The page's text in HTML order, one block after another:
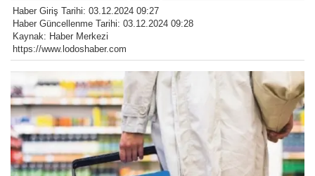
Haber Giriş Tarihi: 03.12.2024 09:27
Haber Güncellenme Tarihi: 03.12.2024 09:28
Kaynak: Haber Merkezi
https://www.lodoshaber.com